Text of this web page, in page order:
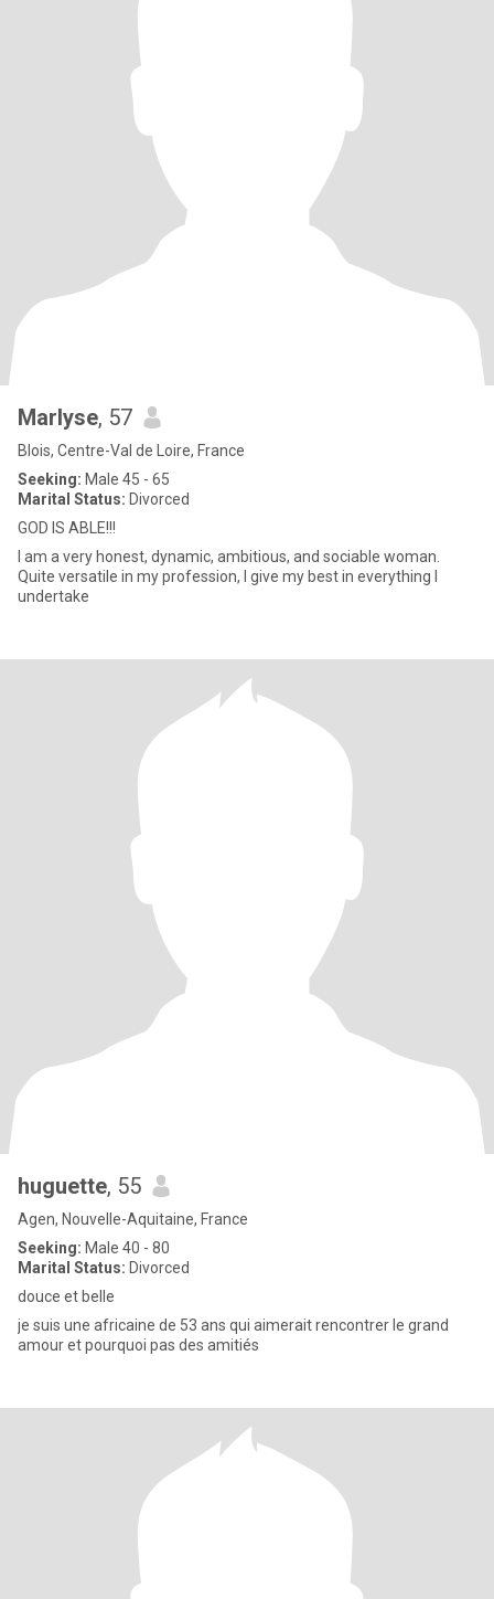
Marlyse, 57
Blois, Centre-Val de Loire, France
Seeking: Male 45 - 65
Marital Status: Divorced
GOD IS ABLE!!!
I am a very honest, dynamic, ambitious, and sociable woman.
Quite versatile in my profession, I give my best in everything I
undertake
huguette, 55
Agen, Nouvelle-Aquitaine, France
Seeking: Male 40 - 80
Marital Status: Divorced
douce et belle
je suis une africaine de 53 ans qui aimerait rencontrer le grand
amour et pourquoi pas des amitiés